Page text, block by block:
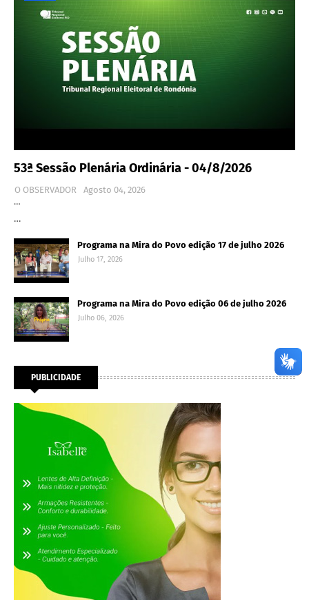
53ª Sessão Plenária Ordinária - 04/8/2026
O OBSERVADOR
Agosto 04, 2026
…
…
Programa na Mira do Povo edição 17 de julho 2026
Julho 17, 2026
Programa na Mira do Povo edição 06 de julho 2026
Julho 06, 2026
PUBLICIDADE